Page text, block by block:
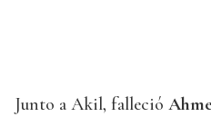
Junto a Akil, falleció